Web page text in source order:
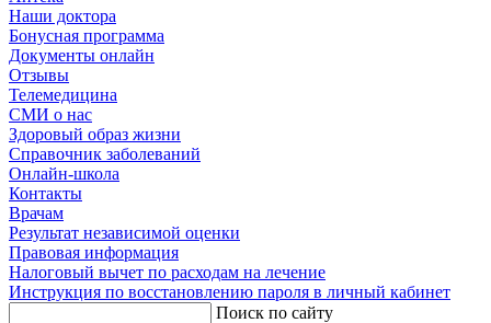
Наши доктора
Бонусная программа
Документы онлайн
Отзывы
Телемедицина
СМИ о нас
Здоровый образ жизни
Справочник заболеваний
Онлайн-школа
Контакты
Врачам
Результат независимой оценки
Правовая информация
Налоговый вычет по расходам на лечение
Инструкция по восстановлению пароля в личный кабинет
Поиск по сайту